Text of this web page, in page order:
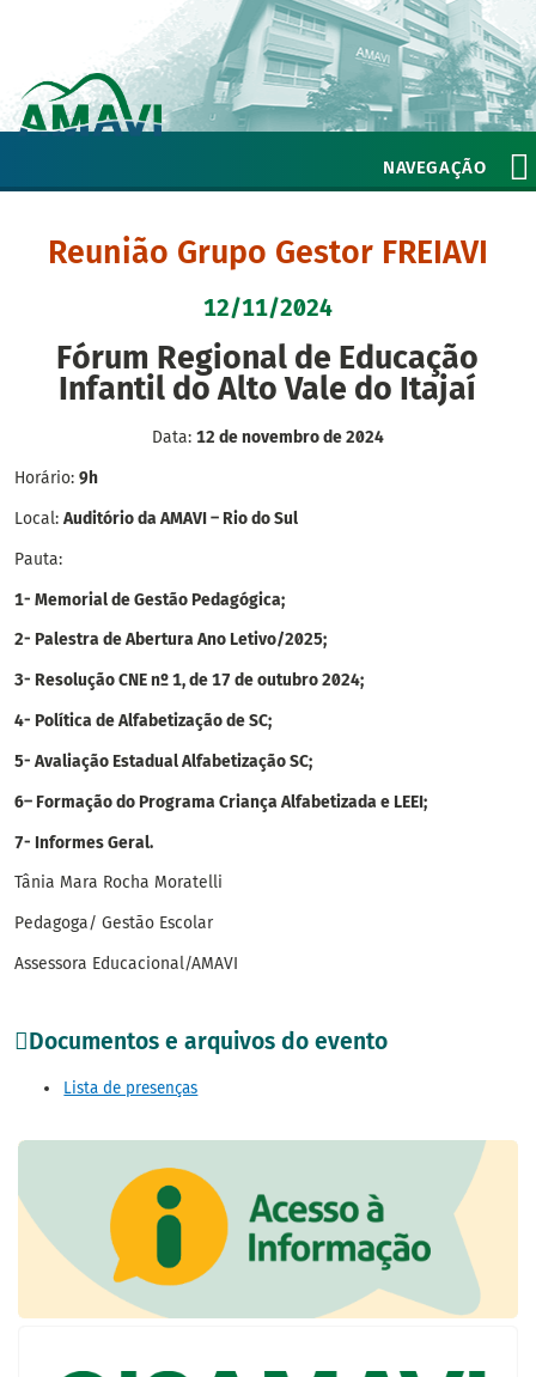
NAVEGAÇÃO
Reunião Grupo Gestor FREIAVI
12/11/2024
Fórum Regional de Educação
Infantil do Alto Vale do Itajaí
Data: 12 de novembro de 2024
Horário: 9h
Local: Auditório da AMAVI – Rio do Sul
Pauta:
1- Memorial de Gestão Pedagógica;
2- Palestra de Abertura Ano Letivo/2025;
3- Resolução CNE nº 1, de 17 de outubro 2024;
4- Política de Alfabetização de SC;
5- Avaliação Estadual Alfabetização SC;
6– Formação do Programa Criança Alfabetizada e LEEI;
7- Informes Geral.
Tânia Mara Rocha Moratelli
Pedagoga/ Gestão Escolar
Assessora Educacional/AMAVI
Documentos e arquivos do evento
Lista de presenças